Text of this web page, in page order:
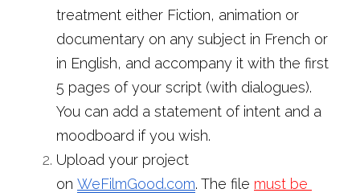
treatment either Fiction, animation or
documentary on any subject in French or
in English, and accompany it with the first
5 pages of your script (with dialogues).
You can add a statement of intent and a
moodboard if you wish.
Upload your project
on WeFilmGood.com. The file must be